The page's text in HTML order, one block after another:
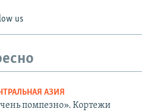
us
АЗИЯ
помпезно». Кортежи